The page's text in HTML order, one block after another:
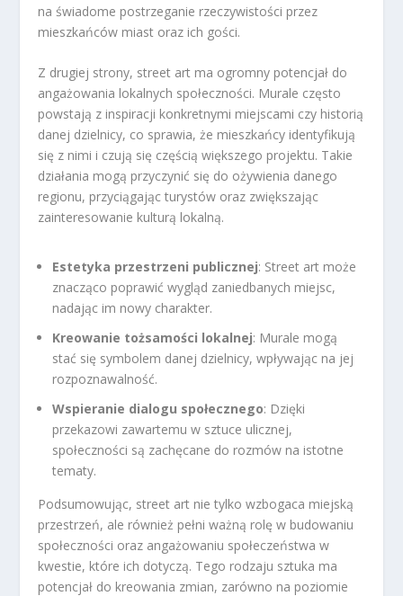
na świadome postrzeganie rzeczywistości przez
mieszkańców miast oraz ich gości.
Z drugiej strony, street art ma ogromny potencjał do
angażowania lokalnych społeczności. Murale często
powstają z inspiracji konkretnymi miejscami czy historią
danej dzielnicy, co sprawia, że mieszkańcy identyfikują
się z nimi i czują się częścią większego projektu. Takie
działania mogą przyczynić się do ożywienia danego
regionu, przyciągając turystów oraz zwiększając
zainteresowanie kulturą lokalną.
Estetyka przestrzeni publicznej: Street art może
znacząco poprawić wygląd zaniedbanych miejsc,
nadając im nowy charakter.
Kreowanie tożsamości lokalnej: Murale mogą
stać się symbolem danej dzielnicy, wpływając na jej
rozpoznawalność.
Wspieranie dialogu społecznego: Dzięki
przekazowi zawartemu w sztuce ulicznej,
społeczności są zachęcane do rozmów na istotne
tematy.
Podsumowując, street art nie tylko wzbogaca miejską
przestrzeń, ale również pełni ważną rolę w budowaniu
społeczności oraz angażowaniu społeczeństwa w
kwestie, które ich dotyczą. Tego rodzaju sztuka ma
potencjał do kreowania zmian, zarówno na poziomie